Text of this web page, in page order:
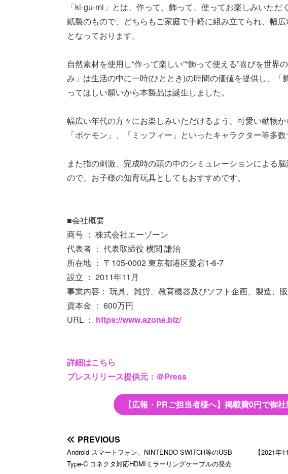
「ki-gu-mi」とは、作って、飾って、使ってお楽しみいた
紙製のもので、どちらもご家庭で手軽に組み立てられ、幅
となっております。
自然素材を使用し“作って楽しい”“飾って使える”喜びを世界
み」は生活の中に一時(ひととき)の時間の価値を提供し、「
ってほしい願いから本製品は誕生しました。
幅広い年代の方々にお楽しみいただけるよう、可愛い動物
「ポケモン」、「ミッフィー」といったキャラクター等多
また指の刺激、完成時の頭の中のシミュレーションによる
ので、お子様の知育玩具としてもおすすめです。
■会社概要
商号 ： 株式会社エーゾーン
代表者 ： 代表取締役 横関 謙治
所在地 ： 〒105-0002 東京都港区愛宕1-6-7
設立 ： 2011年11月
事業内容： 玩具、雑貨、教育機器及びソフト企画、製造、
資本金 ： 600万円
URL ： https://www.azone.biz/
詳細はこちら
プレスリリース提供元：＠Press
【広報・PRご担当者様へ】掲載費0円で御
PREVIOUS
Android スマートフォン、NINTENDO SWITCH等のUSB
Type-C コネクタ対応HDMIミラーリングケーブルの発売
【2021年